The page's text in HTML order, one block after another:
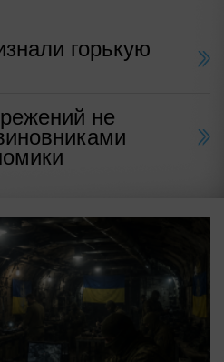
горькую
не